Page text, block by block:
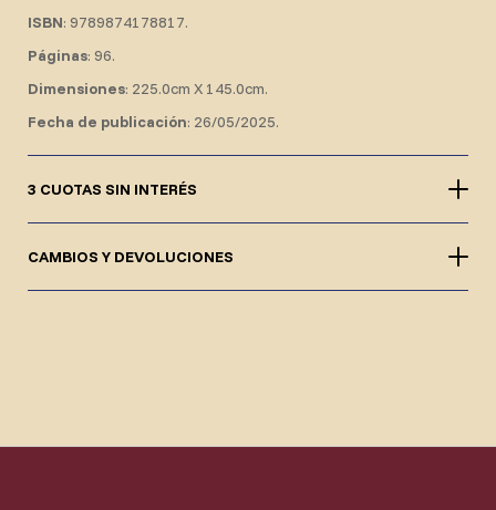
ISBN: 9789874178817.
Páginas: 96.
Dimensiones: 225.0cm X 145.0cm.
Fecha de publicación: 26/05/2025.
3 CUOTAS SIN INTERÉS
CAMBIOS Y DEVOLUCIONES